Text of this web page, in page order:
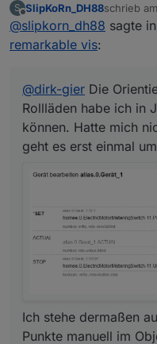
das
Ich stehe
die
erstellt,
S
Offline
SlipKoRn_DH88schrieb am
zuletzt
@slipkorn_dh88 sagte in
remarkable vis:
@dirk-gier Die
Rollläden habe ich in
können. Hatte mich
geht es erst einmal
Ich stehe dermaßen
Punkte manuell im